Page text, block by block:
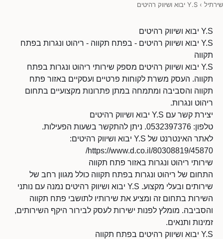
שירתיל › Y.S יבוא ושיווק רהיטים
Y.S יבוא ושיווק רהיטים
Y.S יבוא ושיווק רהיטים - בפתח תקווה - ריהוט ונגרות בפתח
תקווה
Y.S יבוא ושיווק רהיטים מספק שירותי ריהוט ונגרות בפתח
תקווה. העסק משרת לקוחות פרטיים ועסקיים באזור פתח
תקווה והסביבה ומתמחה במתן פתרונות מקצועיים בתחום
ריהוט ונגרות.
יצירת קשר עם Y.S יבוא ושיווק רהיטים
טלפון: 0532397376. ניתן להתקשר בשעות הפעילות.
לאתר האינטרנט של Y.S יבוא ושיווק רהיטים:
https://www.d.co.il/80308819/45870/
שירותי ריהוט ונגרות באזור פתח תקווה
התחום של ריהוט ונגרות בפתח תקווה כולל מגוון רחב של
שירותים ובעלי מקצוע. Y.S יבוא ושיווק רהיטים נמנה עם נותני
השירות בתחום זה ומציע את שירותיו לתושבי פתח תקווה
והסביבה. מומלץ לפנות ישירות לעסק לבירור היקף השירותים,
זמינות ותנאים.
Y.S יבוא ושיווק רהיטים בפתח תקווה